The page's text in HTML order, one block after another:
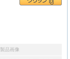
製品画像